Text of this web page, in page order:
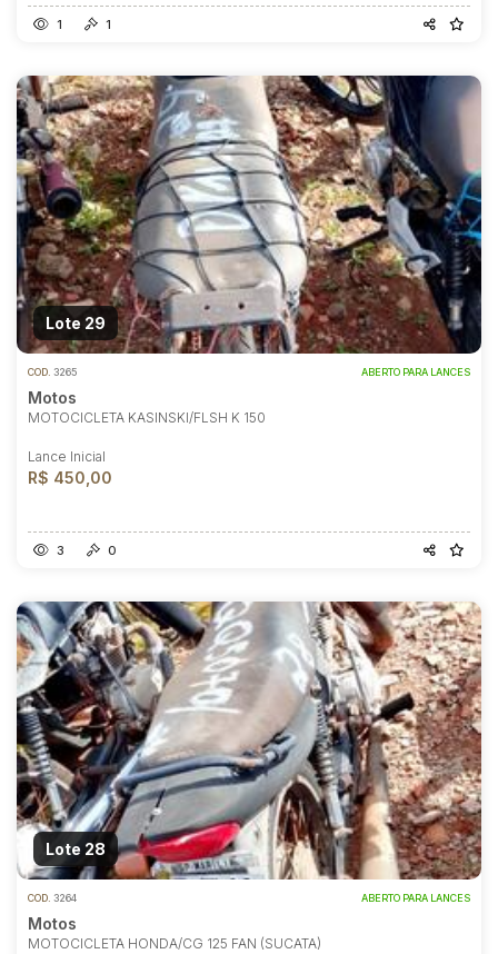
1 1
Lote 29
COD. 3265 ABERTO PARA LANCES
Motos
MOTOCICLETA KASINSKI/FLSH K 150
Lance Inicial
R$ 450,00
3 0
Lote 28
COD. 3264 ABERTO PARA LANCES
Motos
MOTOCICLETA HONDA/CG 125 FAN (SUCATA)